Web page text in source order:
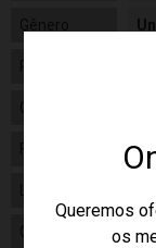
Queremos
os